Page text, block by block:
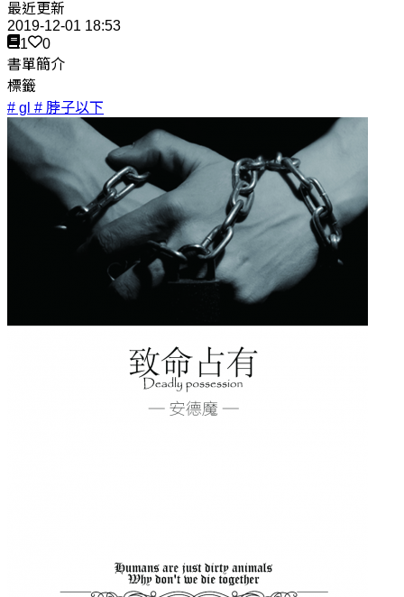
最近更新
2019-12-01 18:53
1
0
書單簡介
標籤
# gl # 脖子以下